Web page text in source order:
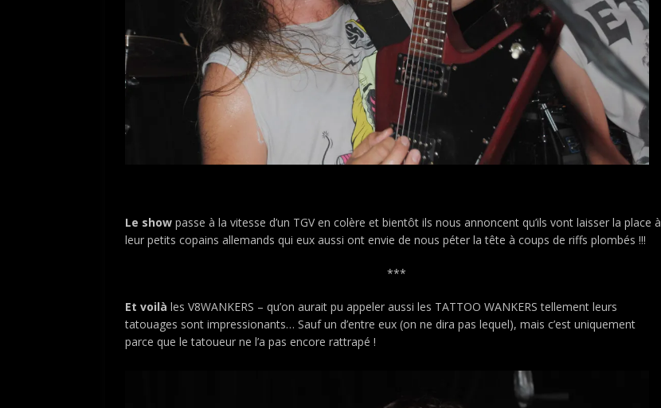
Le show passe à la vitesse d’un TGV en colère et bientôt ils nous annoncent qu’ils vont laisser la place à
leur petits copains allemands qui eux aussi ont envie de nous péter la tête à coups de riffs plombés !!!
***
Et voilà les V8WANKERS – qu’on aurait pu appeler aussi les TATTOO WANKERS tellement leurs
tatouages sont impressionants… Sauf un d’entre eux (on ne dira pas lequel), mais c’est uniquement
parce que le tatoueur ne l’a pas encore rattrapé !